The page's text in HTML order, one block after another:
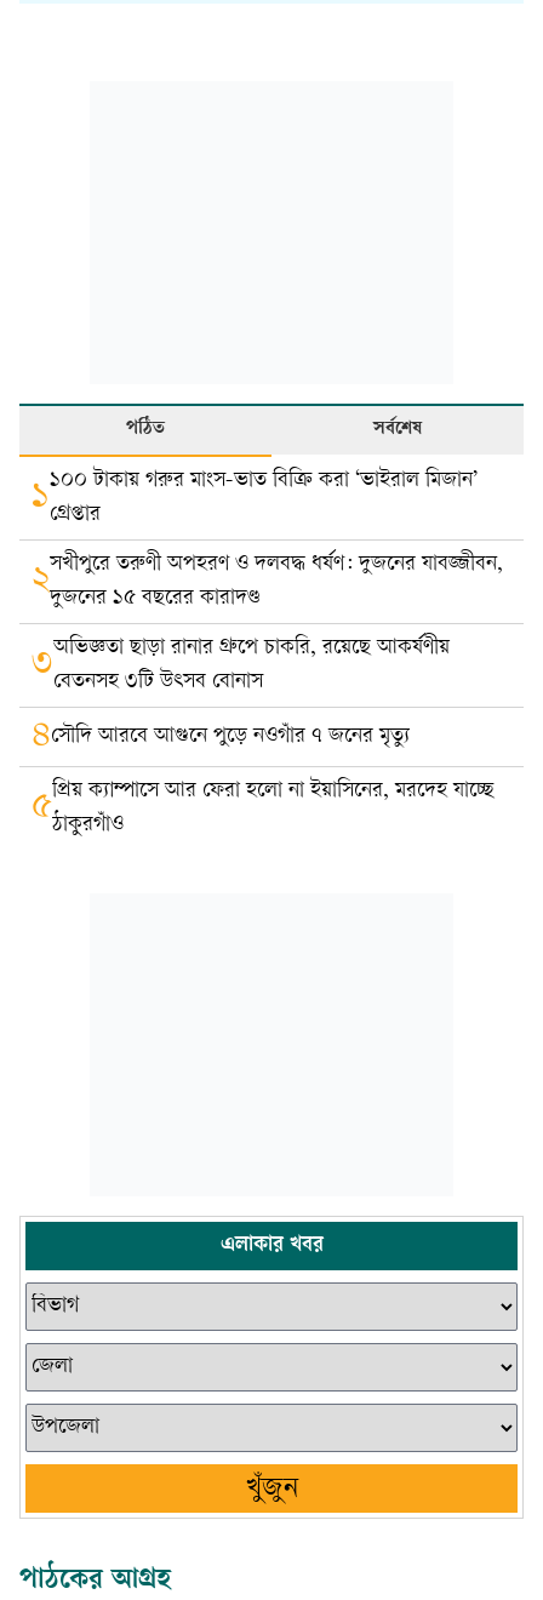
পঠিত সর্বশেষ
১১০০ টাকায় গরুর মাংস-ভাত বিক্রি করা ‘ভাইরাল মিজান’
গ্রেপ্তার
২সখীপুরে তরুণী অপহরণ ও দলবদ্ধ ধর্ষণ: দুজনের যাবজ্জীবন,
দুজনের ১৫ বছরের কারাদণ্ড
৩অভিজ্ঞতা ছাড়া রানার গ্রুপে চাকরি, রয়েছে আকর্ষণীয়
বেতনসহ ৩টি উৎসব বোনাস
৪সৌদি আরবে আগুনে পুড়ে নওগাঁর ৭ জনের মৃত্যু
৫প্রিয় ক্যাম্পাসে আর ফেরা হলো না ইয়াসিনের, মরদেহ যাচ্ছে
ঠাকুরগাঁও
এলাকার খবর
খুঁজুন
পাঠকের আগ্রহ